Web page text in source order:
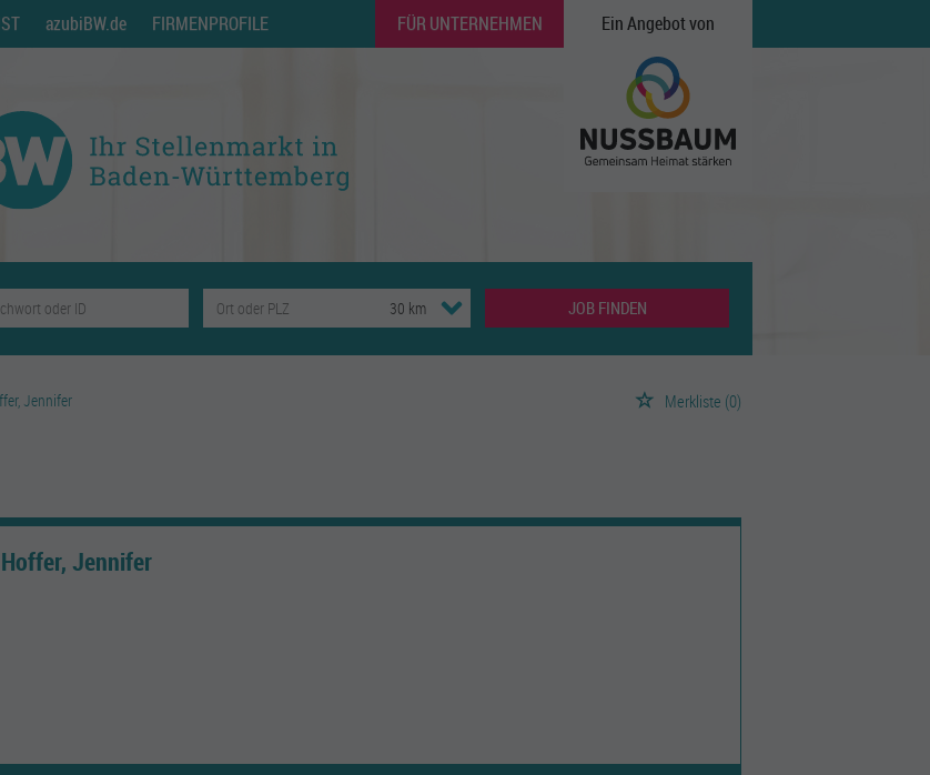
azubiBW.de FIRMENPROFILE FÜR UNTERNEHMEN Ein Angebot von
JOB FINDEN
Jennifer Merkliste (0)
Jennifer